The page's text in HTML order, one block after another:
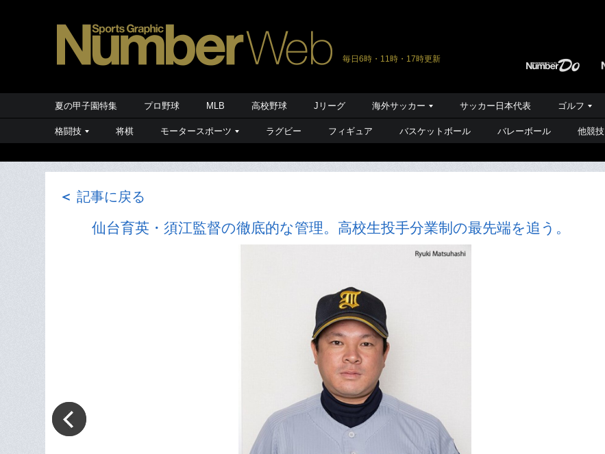
毎日6時・11時・17時更新
夏の甲子園特集 プロ野球 MLB 高校野球 Jリーグ 海外サッカー サッカー日本代表 ゴルフ
格闘技 将棋 モータースポーツ ラグビー フィギュア バスケットボール バレーボール 他競技
＜ 記事に戻る
仙台育英・須江監督の徹底的な管理。高校生投手分業制の最先端を追う。